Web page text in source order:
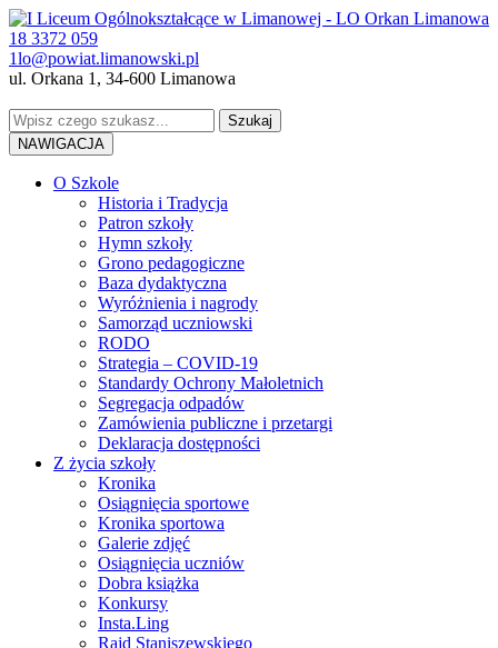
18 3372 059
1lo@powiat.limanowski.pl
ul. Orkana 1, 34-600 Limanowa
NAWIGACJA
O Szkole
Historia i Tradycja
Patron szkoły
Hymn szkoły
Grono pedagogiczne
Baza dydaktyczna
Wyróżnienia i nagrody
Samorząd uczniowski
RODO
Strategia – COVID-19
Standardy Ochrony Małoletnich
Segregacja odpadów
Zamówienia publiczne i przetargi
Deklaracja dostępności
Z życia szkoły
Kronika
Osiągnięcia sportowe
Kronika sportowa
Galerie zdjęć
Osiągnięcia uczniów
Dobra książka
Konkursy
Insta.Ling
Rajd Staniszewskiego